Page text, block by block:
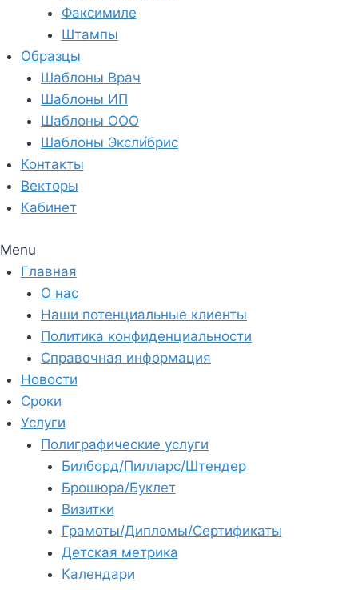
Факсимиле
Штампы
Образцы
Шаблоны Врач
Шаблоны ИП
Шаблоны ООО
Шаблоны Эксли́брис
Контакты
Векторы
Кабинет
Menu
Главная
О нас
Наши потенциальные клиенты
Политика конфиденциальности
Справочная информация
Новости
Сроки
Услуги
Полиграфические услуги
Билборд/Пилларс/Штендер
Брошюра/Буклет
Визитки
Грамоты/Дипломы/Сертификаты
Детская метрика
Календари